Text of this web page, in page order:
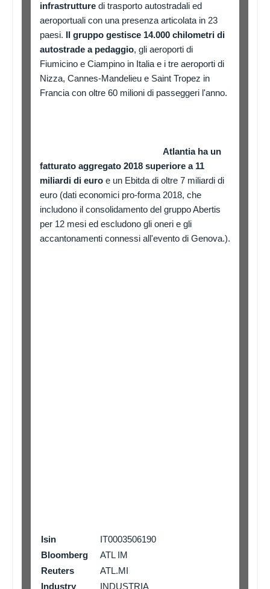
ADS
infrastrutture di trasporto autostradali ed
aeroportuali con una presenza articolata in 23
paesi. Il gruppo gestisce 14.000 chilometri di
autostrade a pedaggio, gli aeroporti di
Fiumicino e Ciampino in Italia e i tre aeroporti di
Nizza, Cannes-Mandelieu e Saint Tropez in
Francia con oltre 60 milioni di passeggeri l'anno.
Atlantia ha un
fatturato aggregato 2018 superiore a 11
miliardi di euro e un Ebitda di oltre 7 miliardi di
euro (dati economici pro-forma 2018, che
includono il consolidamento del gruppo Abertis
per 12 mesi ed escludono gli oneri e gli
accantonamenti connessi all'evento di Genova.).
Isin
IT0003506190
Bloomberg
ATL IM
Reuters
ATL.MI
Industry
INDUSTRIA